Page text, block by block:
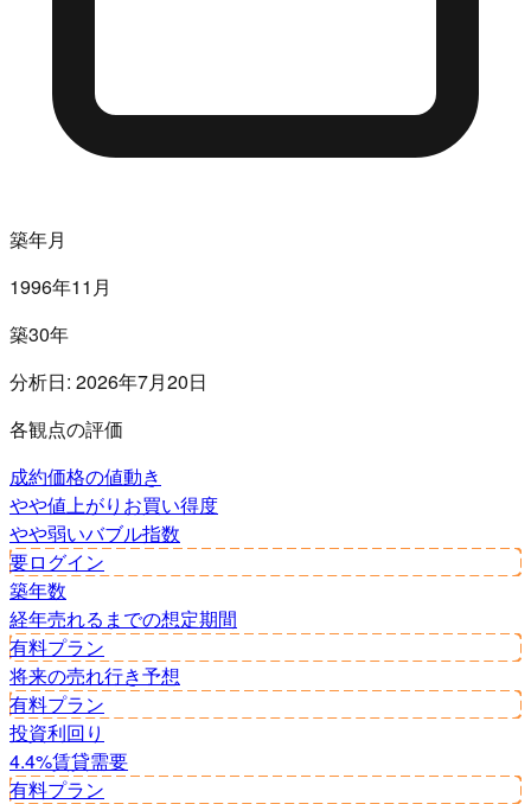
築年月
1996年11月
築30年
分析日: 2026年7月20日
各観点の評価
成約価格の値動き
やや値上がり お買い得度
やや弱いバブル指数
要ログイン
築年数
経年売れるまでの想定期間
有料プラン
将来の売れ行き予想
有料プラン
投資利回り
4.4%賃貸需要
有料プラン